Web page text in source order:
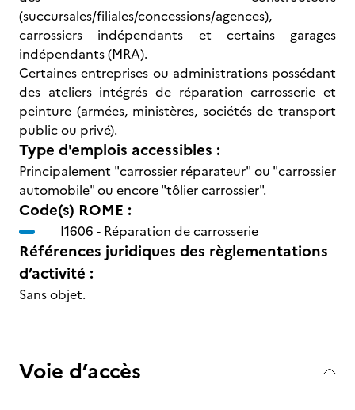
(succursales/filiales/concessions/agences),
carrossiers indépendants et certains garages
indépendants (MRA).
Certaines entreprises ou administrations possédant
des ateliers intégrés de réparation carrosserie et
peinture (armées, ministères, sociétés de transport
public ou privé).
Type d'emplois accessibles :
Principalement "carrossier réparateur" ou "carrossier
automobile" ou encore "tôlier carrossier".
Code(s) ROME :
I1606 - Réparation de carrosserie
Références juridiques des règlementations
d’activité :
Sans objet.
Voie d’accès